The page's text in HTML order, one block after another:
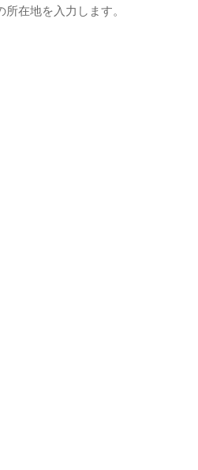
在地を入力します。